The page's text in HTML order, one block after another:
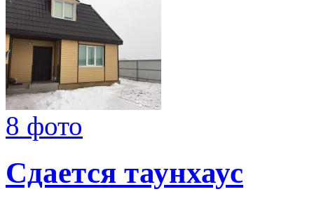
8 фото
Сдается таунхаус